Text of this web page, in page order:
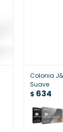
Colonia
Suave
$ 634